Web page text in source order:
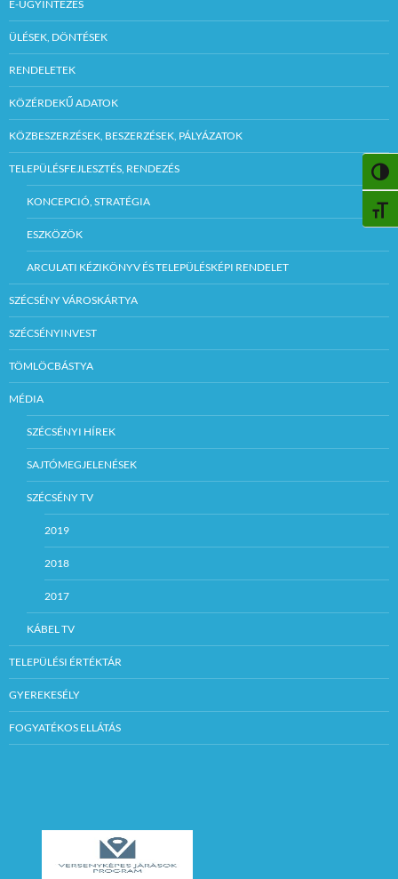
E-ÜGYINTÉZÉS
ÜLÉSEK, DÖNTÉSEK
RENDELETEK
KÖZÉRDEKŰ ADATOK
KÖZBESZERZÉSEK, BESZERZÉSEK, PÁLYÁZATOK
TELEPÜLÉSFEJLESZTÉS, RENDEZÉS
KONCEPCIÓ, STRATÉGIA
ESZKÖZÖK
ARCULATI KÉZIKÖNYV ÉS TELEPÜLÉSKÉPI RENDELET
SZÉCSÉNY VÁROSKÁRTYA
SZÉCSÉNYINVEST
TÖMLÖCBÁSTYA
MÉDIA
SZÉCSÉNYI HÍREK
SAJTÓMEGJELENÉSEK
SZÉCSÉNY TV
2019
2018
2017
KÁBEL TV
TELEPÜLÉSI ÉRTÉKTÁR
GYEREKESÉLY
FOGYATÉKOS ELLÁTÁS